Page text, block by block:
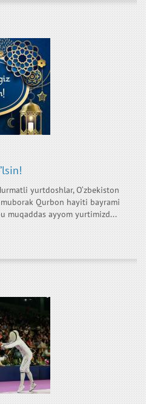
yurtdoshlar, O‘zbekiston
Qurbon hayiti bayrami
muqaddas ayyom yurtimizd...